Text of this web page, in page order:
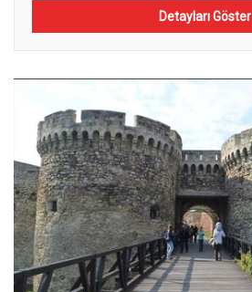
Detayları Göster